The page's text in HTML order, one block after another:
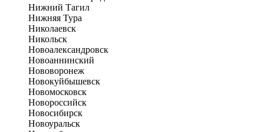
Нижний Тагил
Нижняя Тура
Николаевск
Никольск
Новоалександровск
Новоаннинский
Нововоронеж
Новокуйбышевск
Новомосковск
Новороссийск
Новосибирск
Новоуральск